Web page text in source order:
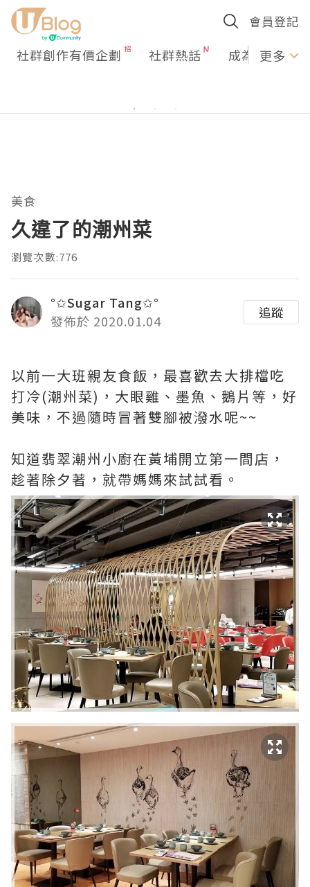
會員登記
社群創作有價企劃 社群熱話 成為U更多
美食
久違了的潮州菜
瀏覽次數:776
°✩Sugar Tang✩°
發佈於 2020.01.04
追蹤
以前一大班親友食飯，最喜歡去大排檔吃
打冷(潮州菜)，大眼雞、墨魚、鵝片等，好
美味，不過隨時冒著雙腳被潑水呢~~
知道翡翠潮州小廚在黃埔開立第一間店，
趁著除夕著，就帶媽媽來試試看。